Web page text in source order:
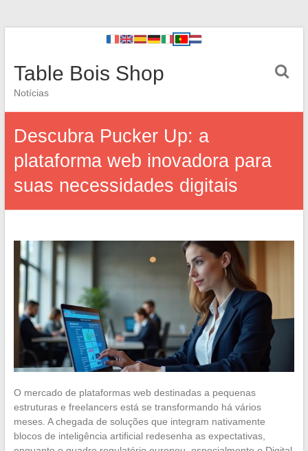
Table Bois Shop
Notícias
Descubra Pucker Up: a
plataforma web inovadora para
suas necessidades digitais
O mercado de plataformas web destinadas a pequenas
estruturas e freelancers está se transformando há vários
meses. A chegada de soluções que integram nativamente
blocos de inteligência artificial redesenha as expectativas,